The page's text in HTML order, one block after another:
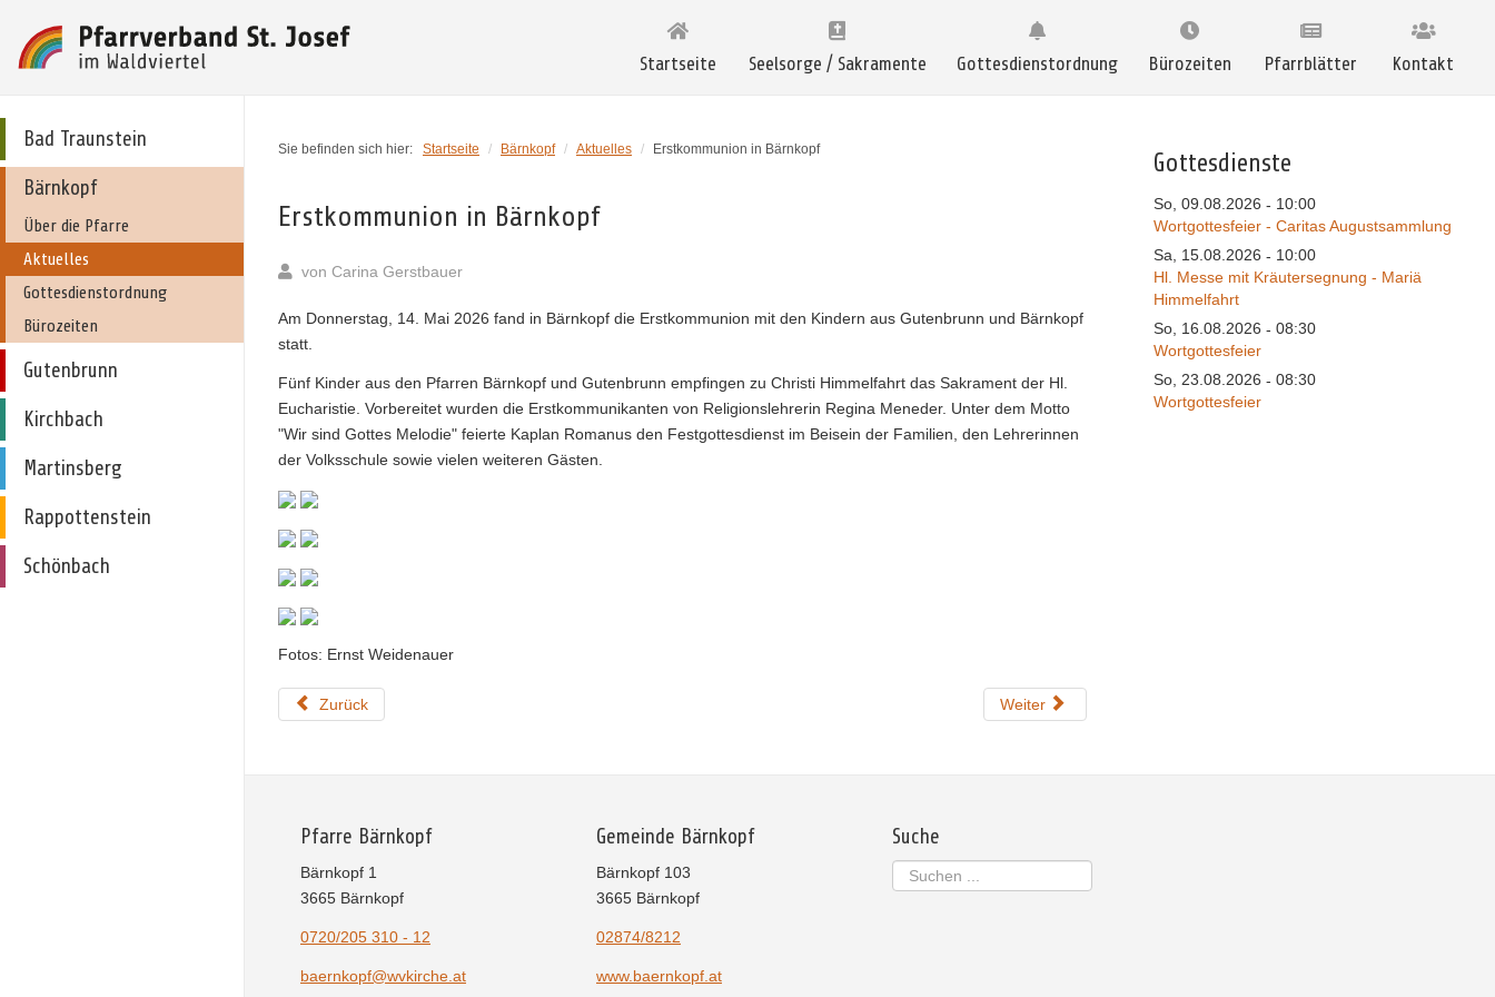
Startseite Seelsorge / Sakramente Gottesdienstordnung Bürozeiten Pfarrblätter Kontakt
Bad Traunstein
Bärnkopf
Über die Pfarre
Aktuelles
Gottesdienstordnung
Bürozeiten
Gutenbrunn
Kirchbach
Martinsberg
Rappottenstein
Schönbach
Sie befinden sich hier: Startseite / Bärnkopf / Aktuelles / Erstkommunion in Bärnkopf
Erstkommunion in Bärnkopf
von Carina Gerstbauer
Am Donnerstag, 14. Mai 2026 fand in Bärnkopf die Erstkommunion mit den Kindern aus Gutenbrunn und Bärnkopf
statt.
Fünf Kinder aus den Pfarren Bärnkopf und Gutenbrunn empfingen zu Christi Himmelfahrt das Sakrament der Hl.
Eucharistie. Vorbereitet wurden die Erstkommunikanten von Religionslehrerin Regina Meneder. Unter dem Motto
"Wir sind Gottes Melodie" feierte Kaplan Romanus den Festgottesdienst im Beisein der Familien, den Lehrerinnen
der Volksschule sowie vielen weiteren Gästen.
Fotos: Ernst Weidenauer
Zurück Weiter
Gottesdienste
So, 09.08.2026 - 10:00
Wortgottesfeier - Caritas Augustsammlung
Sa, 15.08.2026 - 10:00
Hl. Messe mit Kräutersegnung - Mariä
Himmelfahrt
So, 16.08.2026 - 08:30
Wortgottesfeier
So, 23.08.2026 - 08:30
Wortgottesfeier
Pfarre Bärnkopf
Bärnkopf 1
3665 Bärnkopf
0720/205 310 - 12
baernkopf@wvkirche.at
Gemeinde Bärnkopf
Bärnkopf 103
3665 Bärnkopf
02874/8212
www.baernkopf.at
Suche
Suchen
...